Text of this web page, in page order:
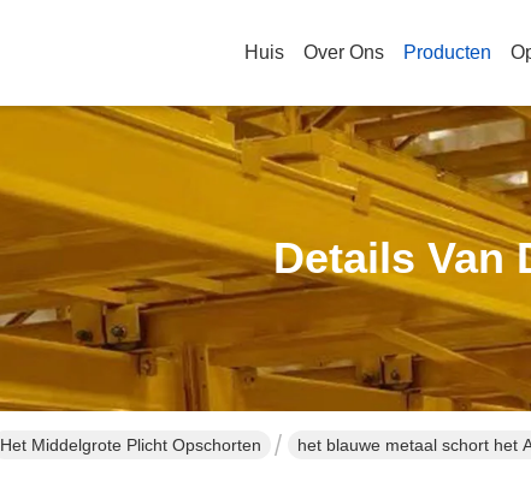
Huis Over Ons Producten
Details Van
Het Middelgrote Plicht Opschorten het blauwe metaal schort het